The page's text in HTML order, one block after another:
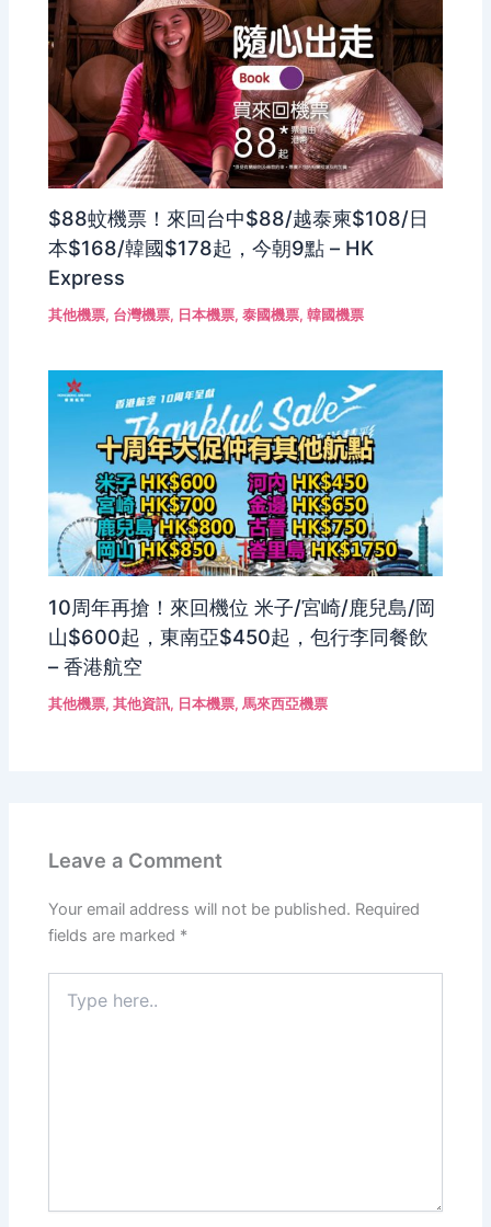
$88蚊機票！來回台中$88/越泰柬$108/日
本$168/韓國$178起，今朝9點 – HK
Express
其他機票, 台灣機票, 日本機票,泰國機票,韓國機票
10周年再搶！來回機位 米子/宮崎/鹿兒島/岡
山$600起，東南亞$450起，包行李同餐飲
– 香港航空
其他機票,其他資訊, 日本機票,馬來西亞機票
Leave a Comment
Your email address will not be published. Required
fields are marked *
here..